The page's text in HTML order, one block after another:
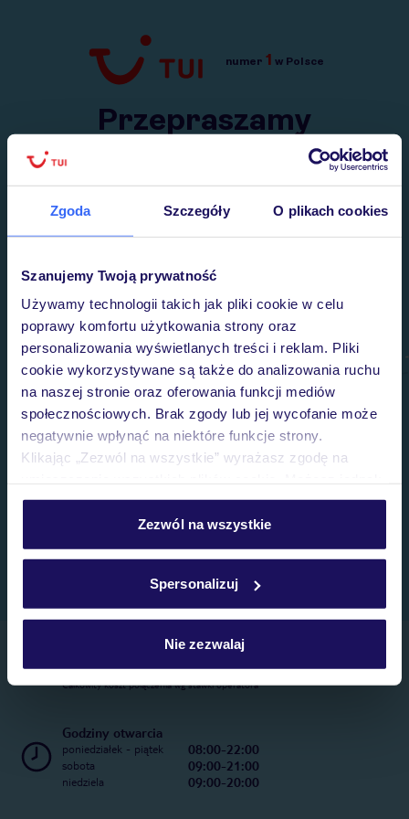
Zgoda Szczegóły O plikach cookies
Szanujemy Twoją prywatność
Używamy technologii takich jak pliki cookie w celu
poprawy komfortu użytkowania strony oraz
personalizowania wyświetlanych treści i reklam. Pliki
cookie wykorzystywane są także do analizowania ruchu
na naszej stronie oraz oferowania funkcji mediów
społecznościowych. Brak zgody lub jej wycofanie może
negatywnie wpłynąć na niektóre funkcje strony.
Klikając „Zezwól na wszystkie” wyrażasz zgodę na
personalizować swój wybór wchodząc w zakładkę
Szczegółowe informacje o plikach cookie znajdziesz
Zezwól na wszystkie
Spersonalizuj
Nie zezwalaj
Przejdź do TUI.pl
numer 1 w Polsce
Przepraszamy
Wysłaliśmy nasz serwis na krótkie wakacje.
Telefoniczne Centrum Rezerwacji
22 270 31 20
Całkowity koszt połączenia wg stawki operatora
Godziny otwarcia
poniedziałek - piątek 08:00-22:00
sobota 09:00-21:00
niedziela 09:00-20:00